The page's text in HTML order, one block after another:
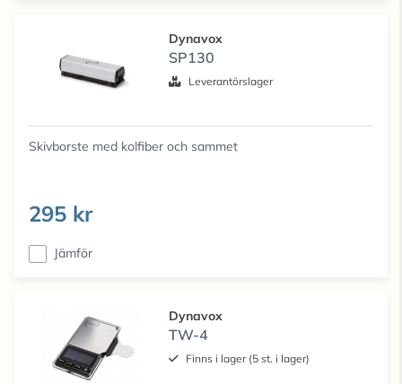
Dynavox
SP130
Leverantörslager
Skivborste med kolfiber och sammet
295 kr
Jämför
Dynavox
TW-4
Finns i lager (5 st. i lager)